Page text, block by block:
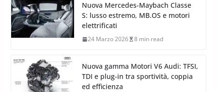
Nuova Mercedes-Maybach Classe
S: lusso estremo, MB.OS e motori
elettrificati
24 Marzo 2026 8 min read
Nuova gamma Motori V6 Audi: TFSI,
TDI e plug-in tra sportività, coppia
ed efficienza